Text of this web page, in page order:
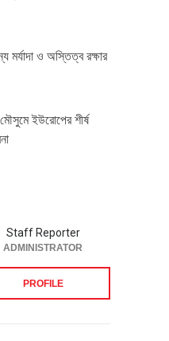
মর্যাদা ও অস্তিত্ব রক্ষার
ইউরোপের শীর্ষ
Staff Reporter
ADMINISTRATOR
PROFILE